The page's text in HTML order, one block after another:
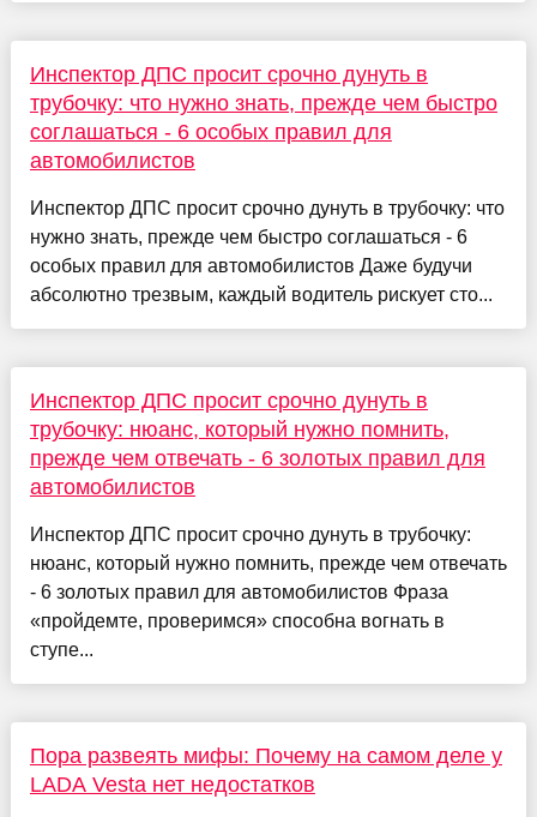
Инспектор ДПС просит срочно дунуть в
трубочку: что нужно знать, прежде чем быстро
соглашаться - 6 особых правил для
автомобилистов
Инспектор ДПС просит срочно дунуть в трубочку: что
нужно знать, прежде чем быстро соглашаться - 6
особых правил для автомобилистов Даже будучи
абсолютно трезвым, каждый водитель рискует сто...
Инспектор ДПС просит срочно дунуть в
трубочку: нюанс, который нужно помнить,
прежде чем отвечать - 6 золотых правил для
автомобилистов
Инспектор ДПС просит срочно дунуть в трубочку:
нюанс, который нужно помнить, прежде чем отвечать
- 6 золотых правил для автомобилистов Фраза
«пройдемте, проверимся» способна вогнать в
ступе...
Пора развеять мифы: Почему на самом деле у
LADA Vesta нет недостатков